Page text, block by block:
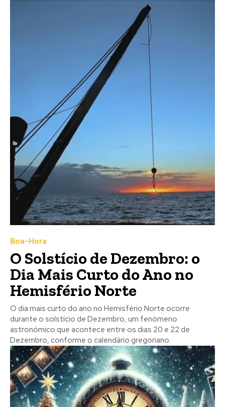
Boa-Hora
O Solstício de Dezembro: o
Dia Mais Curto do Ano no
Hemisfério Norte
O dia mais curto do ano no Hemisfério Norte ocorre
durante o solstício de Dezembro, um fenómeno
astronómico que acontece entre os dias 20 e 22 de
Dezembro, conforme o calendário gregoriano.